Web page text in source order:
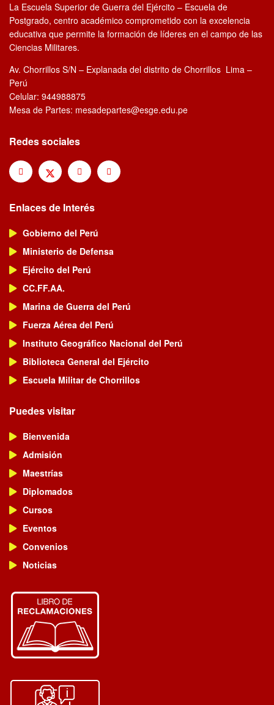
La Escuela Superior de Guerra del Ejército – Escuela de
Postgrado, centro académico comprometido con la excelencia
educativa que permite la formación de líderes en el campo de las
Ciencias Militares.
Av. Chorrillos S/N – Explanada del distrito de Chorrillos Lima –
Perú
Celular: 944988875
Mesa de Partes: mesadepartes@esge.edu.pe
Redes sociales
Enlaces de Interés
Gobierno del Perú
Ministerio de Defensa
Ejército del Perú
CC.FF.AA.
Marina de Guerra del Perú
Fuerza Aérea del Perú
Instituto Geográfico Nacional del Perú
Biblioteca General del Ejército
Escuela Militar de Chorrillos
Puedes visitar
Bienvenida
Admisión
Maestrías
Diplomados
Cursos
Eventos
Convenios
Noticias